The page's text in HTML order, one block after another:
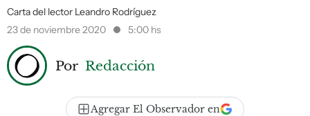
Carta del lector Leandro Rodríguez
23 de noviembre 2020
5:00 hs
Por Redacción
Agregar El Observador en